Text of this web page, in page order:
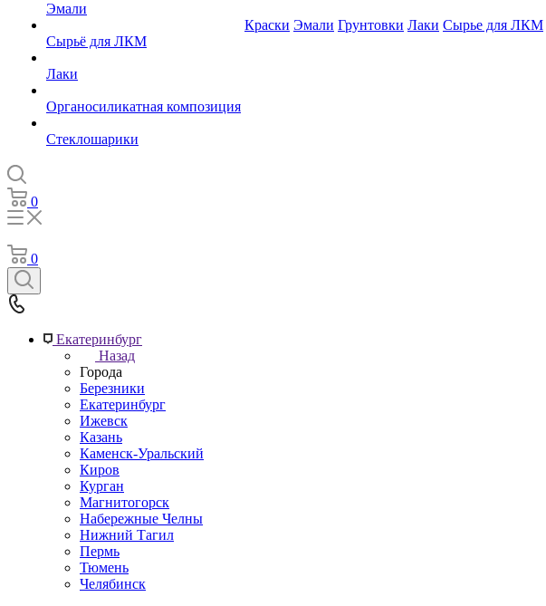
Эмали
Сырьё для ЛКМ
Лаки
Органосиликатная композиция
Стеклошарики
Краски Эмали Грунтовки Лаки Сырье для ЛКМ
0
0
Екатеринбург
Назад
Города
Березники
Екатеринбург
Ижевск
Казань
Каменск-Уральский
Киров
Курган
Магнитогорск
Набережные Челны
Нижний Тагил
Пермь
Тюмень
Челябинск